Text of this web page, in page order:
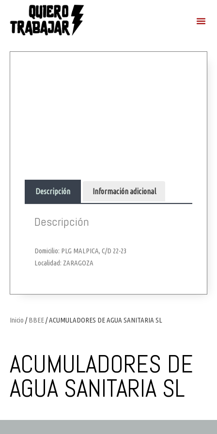
Inicio /BBEE/ ACUMULADORES DE AGUA SANITARIA SL
ACUMULADORES DE
AGUA SANITARIA SL
Descripción Información adicional
Descripción
Domicilio: PLG MALPICA, C/D 22-23
Localidad: ZARAGOZA